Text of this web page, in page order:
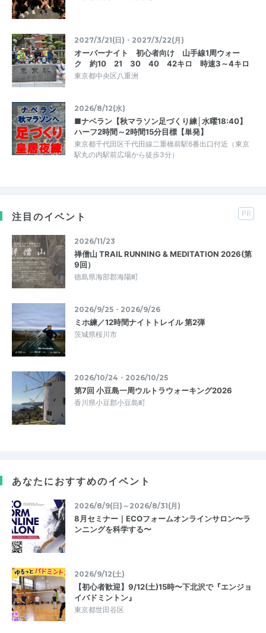
2027/3/21(日)・2027/3/22(月)
オーバーナイト 初心者向け 山手線1周ウォー
ク 約10 21 30 40 42キロ 時速3～4キロ
東京都中央区八重洲
2026/8/12(水)
■ナベラン【秋マラソン足づくり練│水曜18:40】
ハーフ2時間～2時間15分目標【単発】
東京都千代田区千代田線二重橋前駅6番出口付近（東京
駅丸の内駅前広場から徒歩3分）
注目のイベント PR
2026/11/23
禅僧山 TRAIL RUNNING & MEDITATION 2026(第
9回）
徳島県海部郡海陽町
2026/9/25・2026/9/26
ミホ練／12時間ナイトトレイル 第2弾
茨城県桜川市
2026/10/24・2026/10/25
第7回 小豆島一周ウルトラウォーキング2026
香川県小豆郡小豆島町
あなたにおすすめのイベント
2026/8/9(日)～2026/8/31(月)
8月セミナー｜ECOフォームオンラインサロン〜ラ
ンニングを科学する〜
2026/9/12(土)
【初心者歓迎】9/12(土)15時〜下北沢で『エンジョ
イバドミントン』
東京都世田谷区